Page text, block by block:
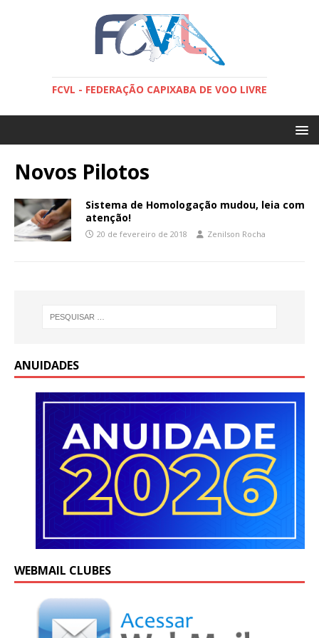
FCVL - FEDERAÇÃO CAPIXABA DE VOO LIVRE
Novos Pilotos
Sistema de Homologação mudou, leia com
atenção!
20 de fevereiro de 2018 Zenilson Rocha
ANUIDADES
WEBMAIL CLUBES